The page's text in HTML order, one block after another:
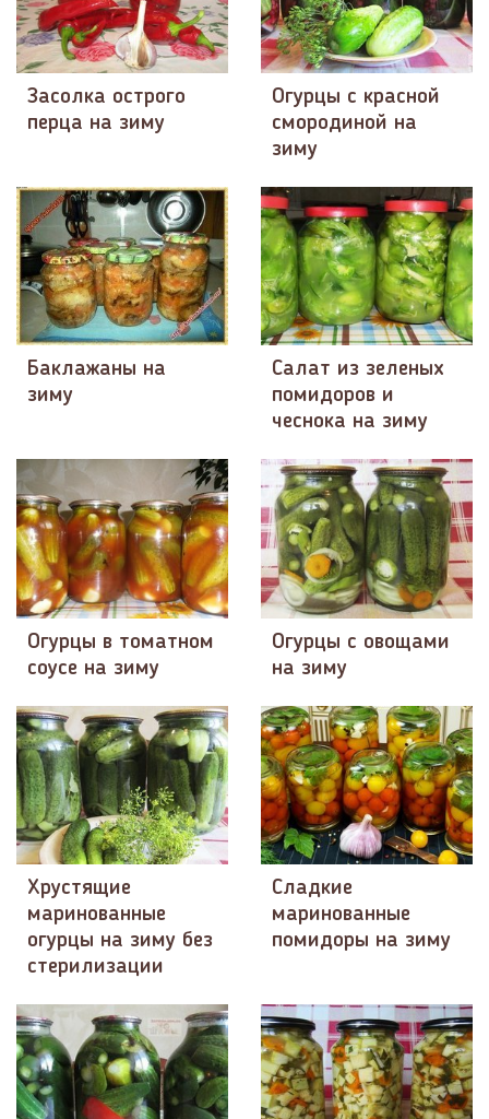
Засолка острого
перца на зиму
Огурцы с красной
смородиной на
зиму
Баклажаны на
зиму
Салат из зеленых
помидоров и
чеснока на зиму
Огурцы в томатном
соусе на зиму
Огурцы с овощами
на зиму
Хрустящие
маринованные
огурцы на зиму без
стерилизации
Сладкие
маринованные
помидоры на зиму